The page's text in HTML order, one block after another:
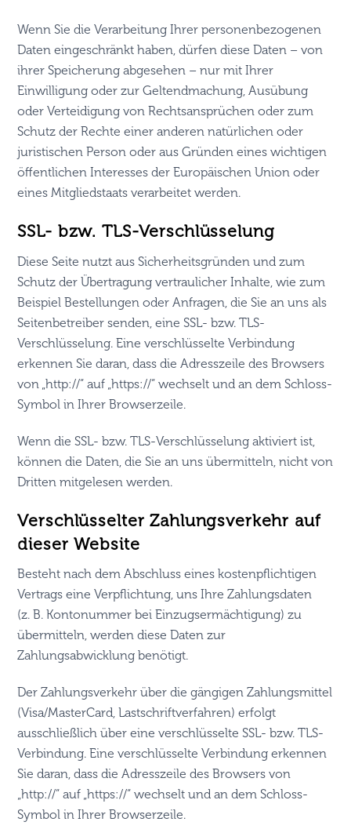
Wenn Sie die Verarbeitung Ihrer personenbezogenen
Daten eingeschränkt haben, dürfen diese Daten – von
ihrer Speicherung abgesehen – nur mit Ihrer
Einwilligung oder zur Geltendmachung, Ausübung
oder Verteidigung von Rechtsansprüchen oder zum
Schutz der Rechte einer anderen natürlichen oder
juristischen Person oder aus Gründen eines wichtigen
öffentlichen Interesses der Europäischen Union oder
eines Mitgliedstaats verarbeitet werden.
SSL- bzw. TLS-Verschlüsselung
Diese Seite nutzt aus Sicherheitsgründen und zum
Schutz der Übertragung vertraulicher Inhalte, wie zum
Beispiel Bestellungen oder Anfragen, die Sie an uns als
Seitenbetreiber senden, eine SSL- bzw. TLS-
Verschlüsselung. Eine verschlüsselte Verbindung
erkennen Sie daran, dass die Adresszeile des Browsers
von „http://“ auf „https://“ wechselt und an dem Schloss-
Symbol in Ihrer Browserzeile.
Wenn die SSL- bzw. TLS-Verschlüsselung aktiviert ist,
können die Daten, die Sie an uns übermitteln, nicht von
Dritten mitgelesen werden.
Verschlüsselter Zahlungsverkehr auf
dieser Website
Besteht nach dem Abschluss eines kostenpflichtigen
Vertrags eine Verpflichtung, uns Ihre Zahlungsdaten
(z. B. Kontonummer bei Einzugsermächtigung) zu
übermitteln, werden diese Daten zur
Zahlungsabwicklung benötigt.
Der Zahlungsverkehr über die gängigen Zahlungsmittel
(Visa/MasterCard, Lastschriftverfahren) erfolgt
ausschließlich über eine verschlüsselte SSL- bzw. TLS-
Verbindung. Eine verschlüsselte Verbindung erkennen
Sie daran, dass die Adresszeile des Browsers von
„http://“ auf „https://“ wechselt und an dem Schloss-
Symbol in Ihrer Browserzeile.